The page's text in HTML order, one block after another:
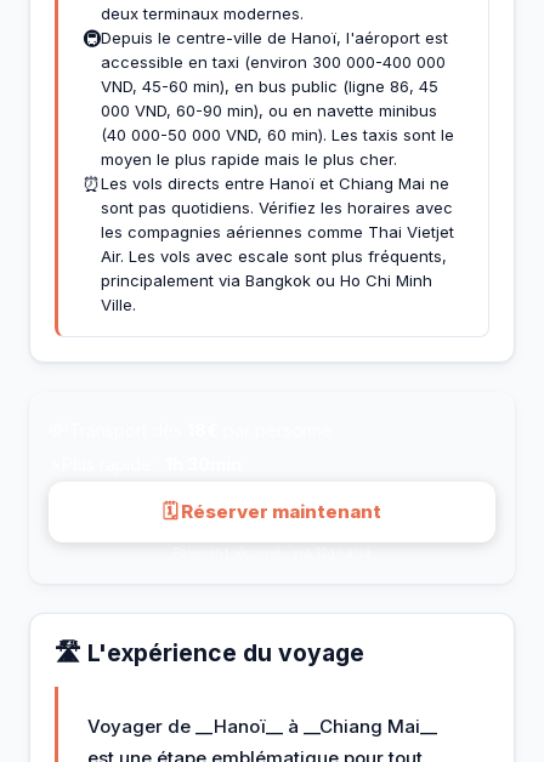
deux terminaux modernes.
🚇Depuis le centre-ville de Hanoï, l'aéroport est
accessible en taxi (environ 300 000-400 000
VND, 45-60 min), en bus public (ligne 86, 45
000 VND, 60-90 min), ou en navette minibus
(40 000-50 000 VND, 60 min). Les taxis sont le
moyen le plus rapide mais le plus cher.
⏰Les vols directs entre Hanoï et Chiang Mai ne
sont pas quotidiens. Vérifiez les horaires avec
les compagnies aériennes comme Thai Vietjet
Air. Les vols avec escale sont plus fréquents,
principalement via Bangkok ou Ho Chi Minh
Ville.
🗓 Réserver maintenant
🛣️ L'expérience du voyage
Voyager de __Hanoï__ à __Chiang Mai__